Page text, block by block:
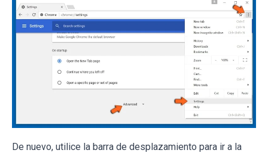
De nuevo, utilice la barra de desplazamiento para ir a la